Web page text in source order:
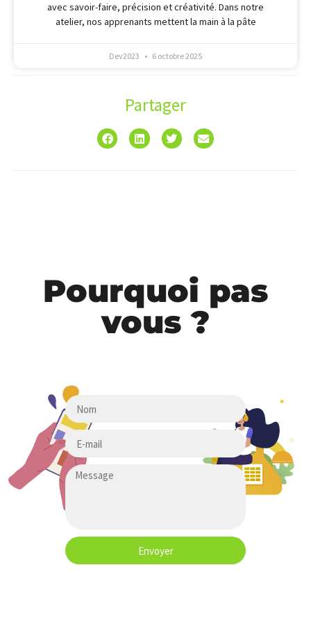
avec savoir-faire, précision et créativité. Dans notre
atelier, nos apprenants mettent la main à la pâte
Dev2023 6 octobre 2025
Partager
Pourquoi pas
vous ?
Envoyer